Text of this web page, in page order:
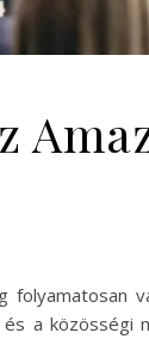
folyamatosan
a közösségi